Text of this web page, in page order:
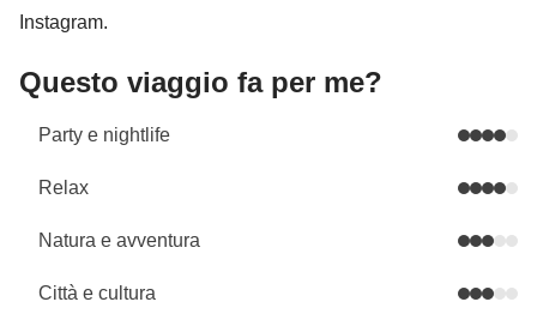
Instagram.
Questo viaggio fa per me?
Party e nightlife
Relax
Natura e avventura
Città e cultura